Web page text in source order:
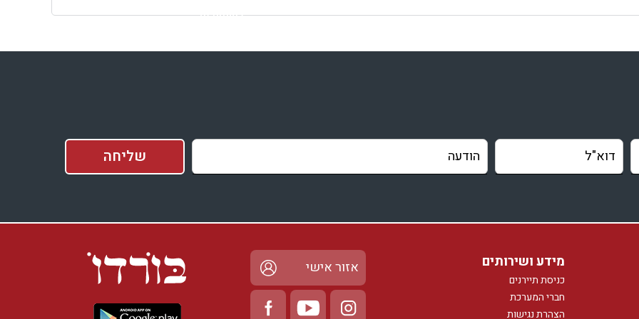
למתחם זה
בדיקת זמינות ומחירים
מידע ושירותים
כניסת תיירנים
חברי המערכת
הצהרת נגישות
אזור אישי